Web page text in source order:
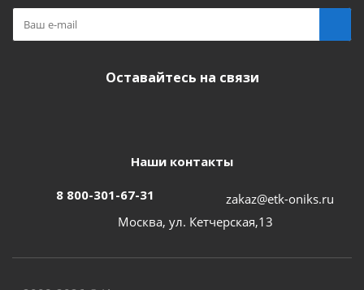
Оставайтесь на связи
Наши контакты
8 800-301-67-31
zakaz@etk-oniks.ru
Москва, ул. Кетчерская,13